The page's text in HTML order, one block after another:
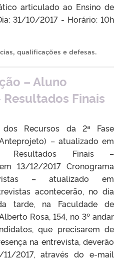
articulado ao Ensino de
31/10/2017 - Horário: 10h
, qualificações e defesas.
– Aluno
Finais
dos Recursos da 2ª Fase
– atualizado em
Resultados Finais –
13/12/2017 Cronograma
– atualizado em
acontecerão, no dia
tarde, na Faculdade de
Rosa, 154, no 3º andar
que precisarem de
na entrevista, deverão
2017, através do e-mail